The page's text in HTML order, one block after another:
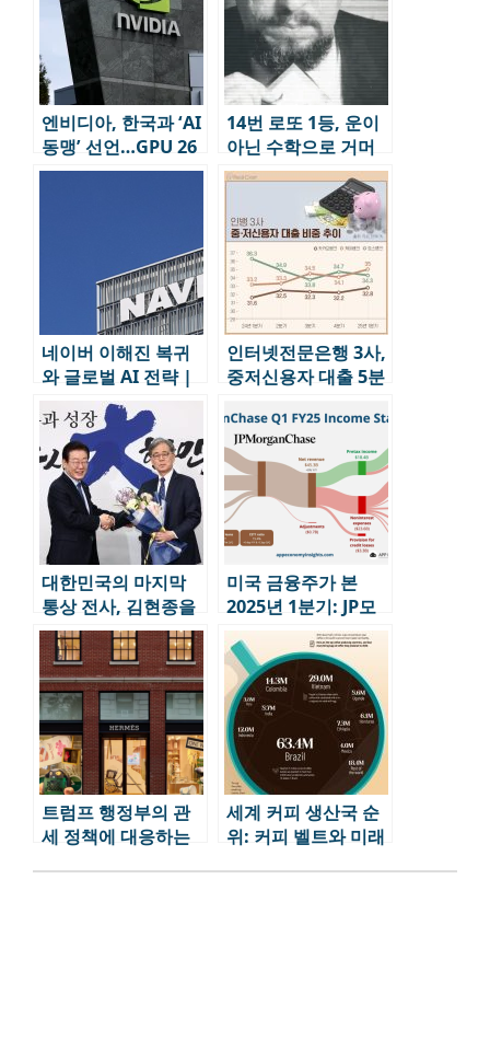
엔비디아, 한국과 ‘AI
동맹’ 선언…GPU 26
만장 공급 및 헌정 영
14번 로또 1등, 운이
아닌 수학으로 거머
쥔 천재 경제학자 스
네이버 이해진 복귀
와 글로벌 AI 전략 |
라인 사태 극복과 실
리콘밸리 진출
인터넷전문은행 3사,
중저신용자 대출 5분
디지털 포용금융 혁
신 가속화
대한민국의 마지막
통상 전사, 김현종을
다시 생각하다
미국 금융주가 본
2025년 1분기: JP모
건 “혼란 불가피”, 블
랙록 “시장 불안 여
전”
트럼프 행정부의 관
세 정책에 대응하는
세계 커피 생산국 순
위: 커피 벨트와 미래